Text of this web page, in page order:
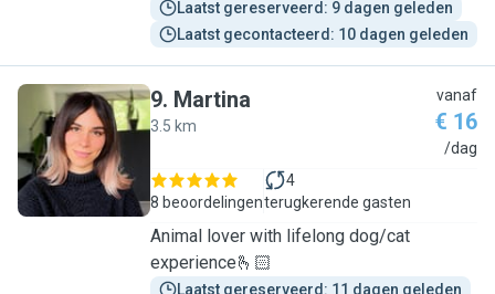
Laatst gereserveerd: 9 dagen geleden
Laatst gecontacteerd: 10 dagen geleden
M
9. Martina
3.5 km
vanaf
€ 16
/dag
8 beoordelingen
4
terugkerende gasten
Animal lover with lifelong dog/cat
experience🫰🏻
Laatst gereserveerd: 11 dagen geleden